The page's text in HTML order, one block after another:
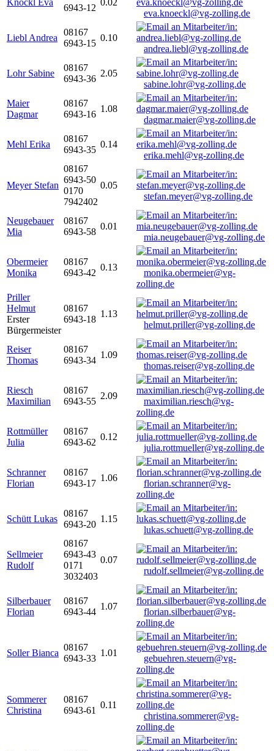
Knöckl Eva
6943-12
0.02
eva.knoeckl@vg-zolling.de
Liebl Andrea
08167
6943-15
0.10
andrea.liebl@vg-zolling.de
Lohr Sabine
08167
6943-36
2.05
sabine.lohr@vg-zolling.de
Maier
Dagmar
08167
6943-16
1.08
dagmar.maier@vg-zolling.de
Mehl Erika
08167
6943-35
0.14
erika.mehl@vg-zolling.de
Meyer Stefan
08167
6943-50
0170
7942402
0.05
stefan.meyer@vg-zolling.de
Neugebauer
Mia
08167
6943-58
0.01
mia.neugebauer@vg-zolling.de
Obermeier
Monika
08167
6943-42
0.13
monika.obermeier@vg-
zolling.de
Priller
Helmut
Erster
Bürgermeister
08167
6943-18
1.13
helmut.priller@vg-zolling.de
Reiser
Thomas
08167
6943-34
1.09
thomas.reiser@vg-zolling.de
Riesch
Maximilian
08167
6943-55
2.09
maximilian.riesch@vg-
zolling.de
Rottmüller
Julia
08167
6943-62
0.12
julia.rottmueller@vg-zolling.de
Schranner
Florian
08167
6943-17
1.06
florian.schranner@vg-
zolling.de
Schütt Lukas
08167
6943-20
1.15
lukas.schuett@vg-zolling.de
Sellmeier
Rudolf
08167
6943-43
0171
3032403
0.07
rudolf.sellmeier@vg-zolling.de
Silberbauer
Florian
08167
6943-44
1.07
florian.silberbauer@vg-
zolling.de
Soller Bianca
08167
6943-33
1.01
gebuehren.steuern@vg-
zolling.de
Sommerer
Christina
08167
6943-61
0.11
christina.sommerer@vg-
zolling.de